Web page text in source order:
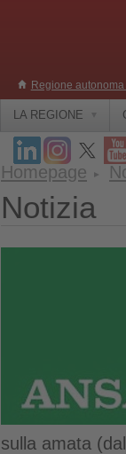
Regione
LA REGIONE
Homepage
Notizia
sulla amata